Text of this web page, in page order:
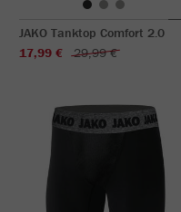
JAKO Tanktop Comfort 2.0
17,99 €
29,99 €